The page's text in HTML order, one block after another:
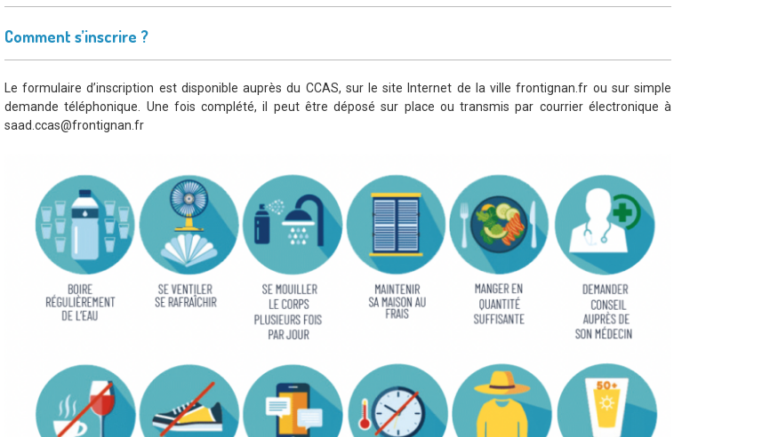
Comment s’inscrire ?
Le formulaire d’inscription est disponible auprès du CCAS, sur le site Internet de la ville frontignan.fr ou sur simple
demande téléphonique. Une fois complété, il peut être déposé sur place ou transmis par courrier électronique à
saad.ccas@frontignan.fr